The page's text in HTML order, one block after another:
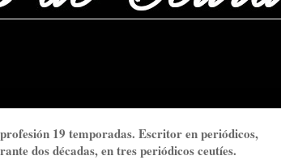
19 temporadas. Escritor en periódicos,
dos décadas, en tres periódicos ceutíes.